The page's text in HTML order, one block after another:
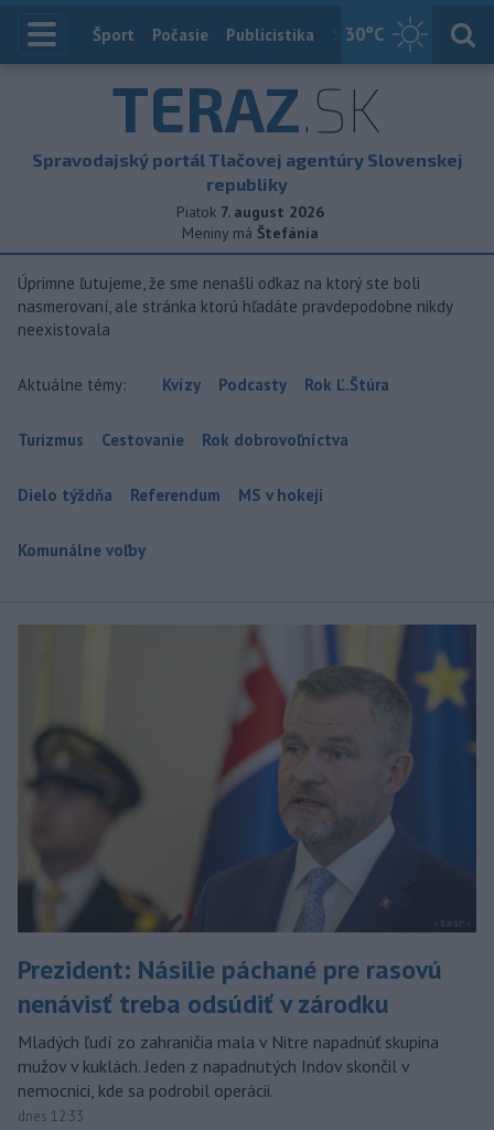
30°C
Index
Šport Počasie Publicistika Slovensko
TERAZ.SK
Spravodajský portál Tlačovej agentúry Slovenskej
republiky
Piatok 7. august 2026
Meniny má Štefánia
Úprimne ľutujeme, že sme nenašli odkaz na ktorý ste boli
nasmerovaní, ale stránka ktorú hľadáte pravdepodobne nikdy
neexistovala
Aktuálne témy: Kvízy Podcasty Rok Ľ.Štúra
Turizmus Cestovanie Rok dobrovoľníctva
Dielo týždňa Referendum MS v hokeji
Komunálne voľby
Prezident: Násilie páchané pre rasovú
nenávisť treba odsúdiť v zárodku
Mladých ľudí zo zahraničia mala v Nitre napadnúť skupina
mužov v kuklách. Jeden z napadnutých Indov skončil v
nemocnici, kde sa podrobil operácii.
dnes 12:33